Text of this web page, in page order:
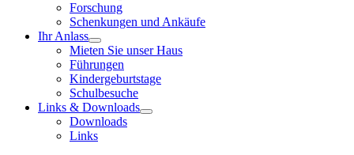
Forschung
Schenkungen und Ankäufe
Ihr Anlass
Mieten Sie unser Haus
Führungen
Kindergeburtstage
Schulbesuche
Links & Downloads
Downloads
Links